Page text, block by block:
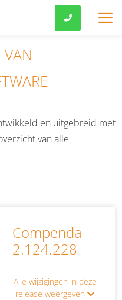
en uitgebreid met
van alle
Compenda
2.124.228
Alle wijzigingen in deze
release weergeven